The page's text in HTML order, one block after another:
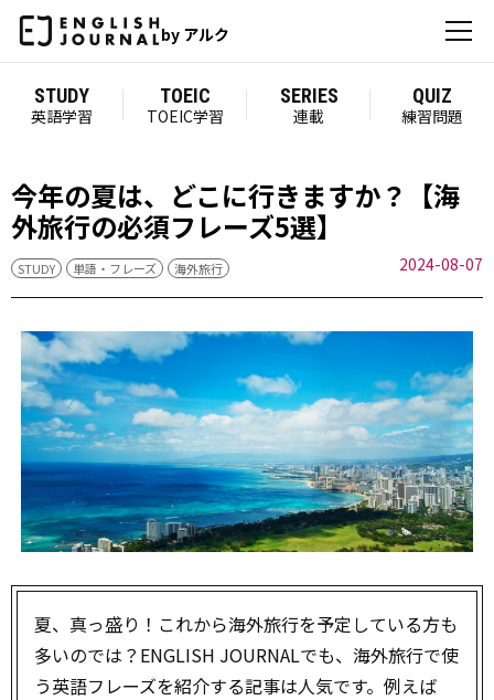
by アルク
STUDY
英語学習
TOEIC
TOEIC学習
SERIES
連載
QUIZ
練習問題
今年の夏は、どこに行きますか？【海
外旅行の必須フレーズ5選】
STUDY 単語・フレーズ 海外旅行 2024-08-07
夏、真っ盛り！これから海外旅行を予定している方も
多いのでは？ENGLISH JOURNALでも、海外旅行で使
う英語フレーズを紹介する記事は人気です。例えば